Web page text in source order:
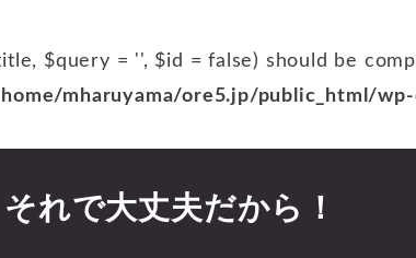
$query = '', $id = false) should be
mharuyama/ore5.jp/public_html/
それで大丈夫だから！